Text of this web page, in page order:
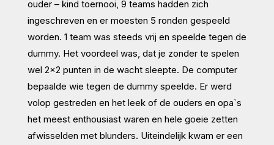
ouder – kind toernooi, 9 teams hadden zich
ingeschreven en er moesten 5 ronden gespeeld
worden. 1 team was steeds vrij en speelde tegen de
dummy. Het voordeel was, dat je zonder te spelen
wel 2×2 punten in de wacht sleepte. De computer
bepaalde wie tegen de dummy speelde. Er werd
volop gestreden en het leek of de ouders en opa`s
het meest enthousiast waren en hele goeie zetten
afwisselden met blunders. Uiteindelijk kwam er een